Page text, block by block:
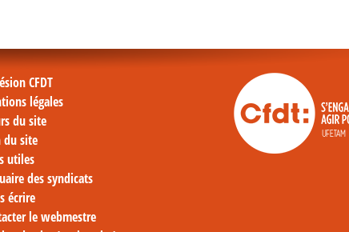
CFDT
légales
du site
du site
utiles
des syndicats
écrire
le webmestre